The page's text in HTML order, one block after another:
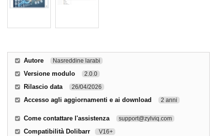
Autore Nasreddine larabi
Versione modulo 2.0.0
Rilascio data 26/04/2026
Accesso agli aggiornamenti e ai download 2 anni
Come contattare l'assistenza support@zylviq.com
Compatibilità Dolibarr V16+